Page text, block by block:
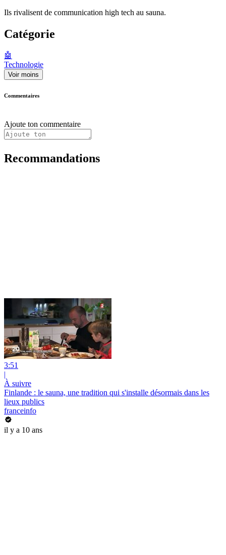
Ils rivalisent de communication high tech au sauna.
Catégorie
🤖
Technologie
Voir moins
Commentaires
Ajoute ton commentaire
Recommandations
3:51
|
À suivre
Finlande : le sauna, une tradition qui s'installe désormais dans les
lieux publics
franceinfo
il y a 10 ans